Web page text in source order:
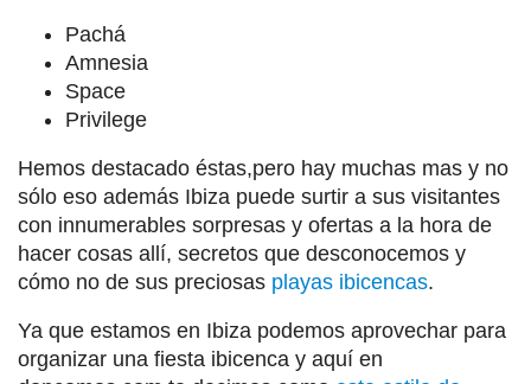
Pachá
Amnesia
Space
Privilege
Hemos destacado éstas,pero hay muchas mas y no
sólo eso además Ibiza puede surtir a sus visitantes
con innumerables sorpresas y ofertas a la hora de
hacer cosas allí, secretos que desconocemos y
cómo no de sus preciosas playas ibicencas.
Ya que estamos en Ibiza podemos aprovechar para
organizar una fiesta ibicenca y aquí en